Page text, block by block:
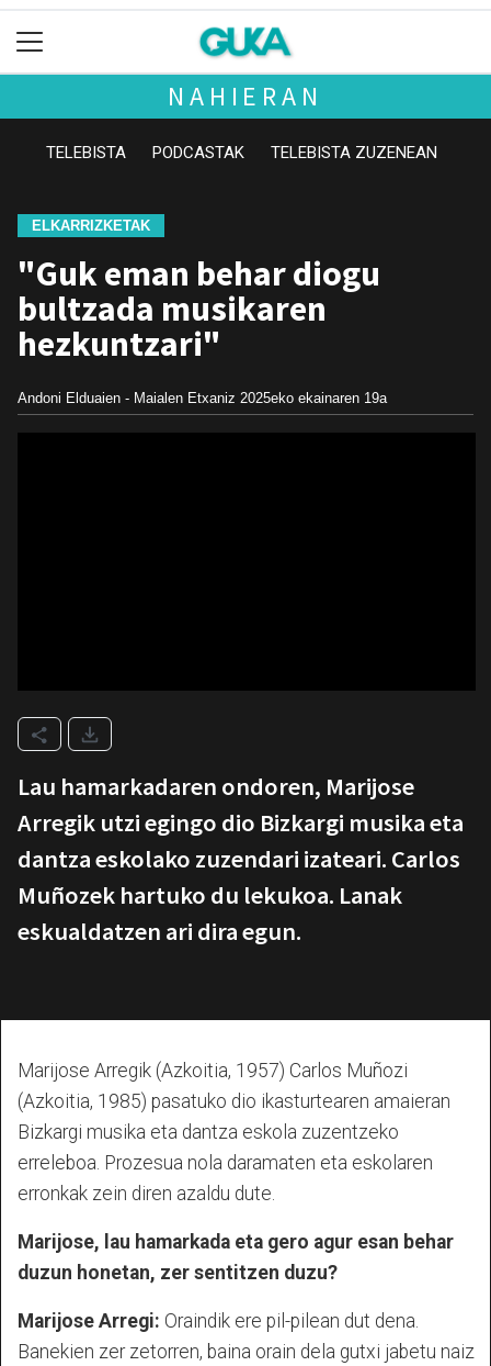
NAHIERAN
TELEBISTA PODCASTAK TELEBISTA ZUZENEAN
ELKARRIZKETAK
"Guk eman behar diogu
bultzada musikaren
hezkuntzari"
Andoni Elduaien - Maialen Etxaniz 2025eko ekainaren 19a
Lau hamarkadaren ondoren, Marijose
Arregik utzi egingo dio Bizkargi musika eta
dantza eskolako zuzendari izateari. Carlos
Muñozek hartuko du lekukoa. Lanak
eskualdatzen ari dira egun.
Marijose Arregik (Azkoitia, 1957) Carlos Muñozi
(Azkoitia, 1985) pasatuko dio ikasturtearen amaieran
Bizkargi musika eta dantza eskola zuzentzeko
erreleboa. Prozesua nola daramaten eta eskolaren
erronkak zein diren azaldu dute.
Marijose, lau hamarkada eta gero agur esan behar
duzun honetan, zer sentitzen duzu?
Marijose Arregi: Oraindik ere pil-pilean dut dena.
Banekien zer zetorren, baina orain dela gutxi jabetu naiz